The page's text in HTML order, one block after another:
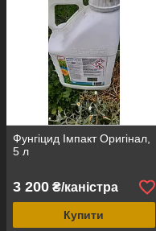
Фунгіцид Імпакт Оригінал,
5 л
3 200 ₴/каністра
Купити